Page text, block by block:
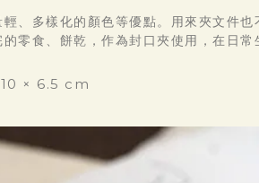
、多樣化的顏色等優點。用來夾文件
零食、餅乾，作為封口夾使用，在日常
× 6.5 cm